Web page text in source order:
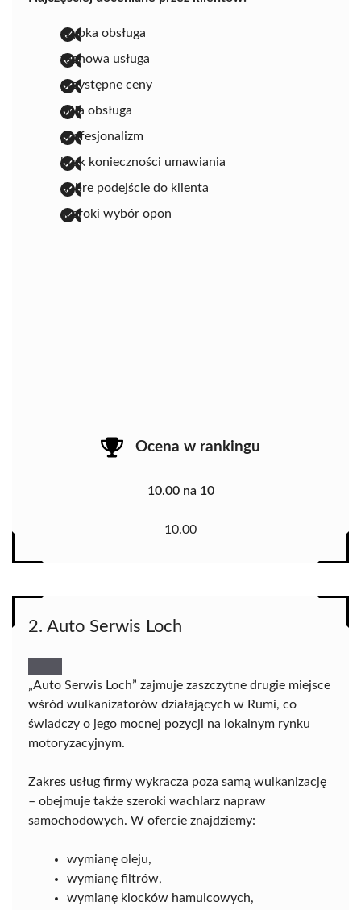
szybka obsługa
fachowa usługa
przystępne ceny
miła obsługa
profesjonalizm
brak konieczności umawiania
dobre podejście do klienta
szeroki wybór opon
Ocena w rankingu
10.00 na 10
10.00
2. Auto Serwis Loch
„Auto Serwis Loch” zajmuje zaszczytne drugie miejsce
wśród wulkanizatorów działających w Rumi, co
świadczy o jego mocnej pozycji na lokalnym rynku
motoryzacyjnym.
Zakres usług firmy wykracza poza samą wulkanizację
– obejmuje także szeroki wachlarz napraw
samochodowych. W ofercie znajdziemy:
wymianę oleju,
wymianę filtrów,
wymianę klocków hamulcowych,